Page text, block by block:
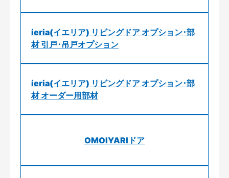
ieria(イエリア) リビングドア オプション･部
材 引戸･吊戸オプション
ieria(イエリア) リビングドア オプション･部
材 オーダー用部材
OMOIYARIドア